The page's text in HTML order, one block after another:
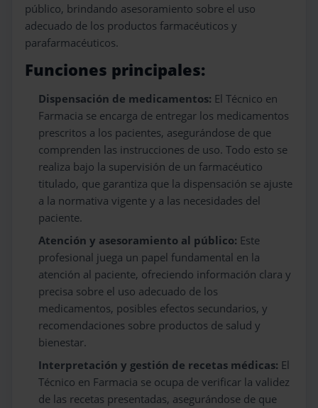
público, brindando asesoramiento sobre el uso
adecuado de los productos farmacéuticos y
parafarmacéuticos.
Funciones principales:
Dispensación de medicamentos: El Técnico en
Farmacia se encarga de entregar los medicamentos
prescritos a los pacientes, asegurándose de que
comprenden las instrucciones de uso. Todo esto se
realiza bajo la supervisión de un farmacéutico
titulado, que garantiza que la dispensación se ajuste
a la normativa vigente y a las necesidades del
paciente.
Atención y asesoramiento al público: Este
profesional juega un papel fundamental en la
atención al paciente, ofreciendo información clara y
precisa sobre el uso adecuado de los
medicamentos, posibles efectos secundarios, y
recomendaciones sobre productos de salud y
bienestar.
Interpretación y gestión de recetas médicas: El
Técnico en Farmacia se ocupa de verificar la validez
de las recetas presentadas, asegurándose de que